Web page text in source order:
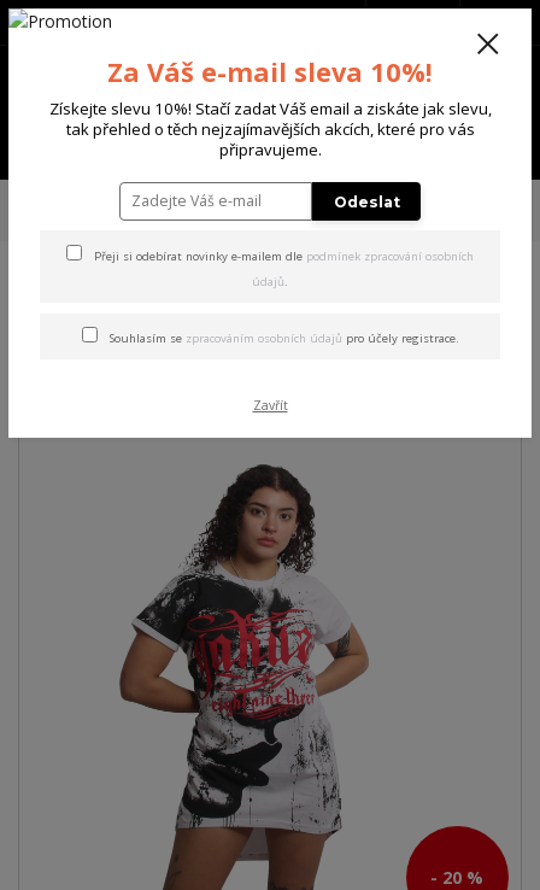
Menu
+420 702 136 620
ŠATY
Yakuza dámské šaty Antique Urban T-Shirt Dress
Urban T-Shirt Dress white XL
- 20 %
Za Váš e-mail sleva 10%!
Získejte slevu 10%! Stačí zadat Váš email a ziskáte jak slevu,
tak přehled o těch nejzajímavějších akcích, které pro vás
připravujeme.
Odeslat
Přeji si odebírat novinky e-mailem dle podmínek zpracování osobních
údajů.
Souhlasím se zpracováním osobních údajů pro účely registrace.
Zavřít